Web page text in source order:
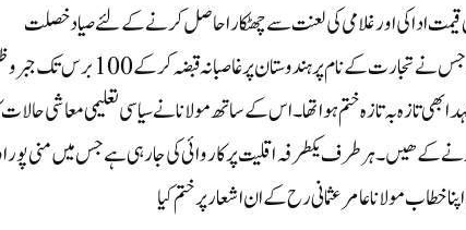
ادا کی اور غلامی کی لعنت سے چھٹکارا حاصل کرنے کے لئے صیاد خصلت
انگریزوں کا مقابلہ کرنے کے لئے مختلف قسم کی قربانیوں کا تذکرہ کیا۔ جس نے تجارت کے نام پر ہندوستان پر غاصبانہ
سالہ مسلم فرمانروائی کا عہد ابھی تازہ بہ تازہ ختم ہوا تھا۔اس کے ساتھ مولانا نے سیاسی تعلیمی معاشی
کے ھیں۔ ہر طرف یکطرفہ اقلیت پر کاروائی کی جارہی ہے جس میں منی پور
خطاب مولانا عامر عثمانی رح کے ان اشعار پر ختم کیا